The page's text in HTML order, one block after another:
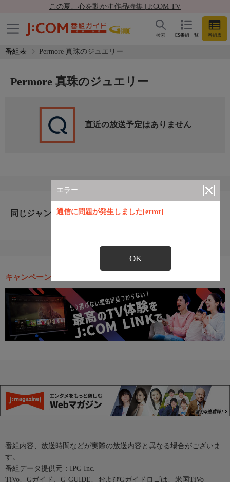
この夏、心を動かす作品特集 | J:COM TV
CS番組一覧 番組表
検索
番組表 Permore 真珠のジュエリー
エラー
通信に問題が発生しました[error]
OK
Permore 真珠のジュエリー
直近の放送予定はありません
同じジャンルのおすすめ番組
キャンペーン・お得な情報
番組内容、放送時間などが実際の放送内容と異なる場合がございま
す。
番組データ提供元：IPG Inc.
TiVo、Gガイド、G-GUIDE、およびGガイドロゴは、米国TiVo